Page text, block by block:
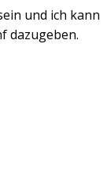
und ich kann
dazugeben.